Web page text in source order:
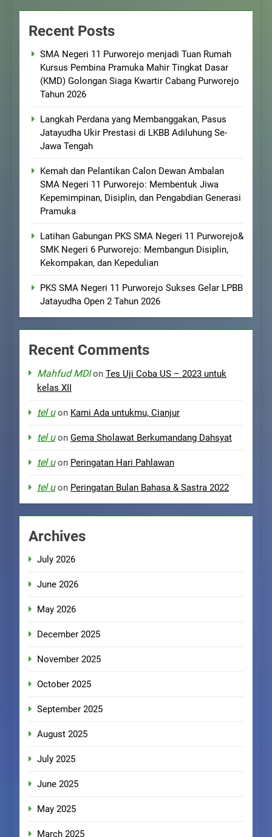
Recent Posts
SMA Negeri 11 Purworejo menjadi Tuan Rumah
Kursus Pembina Pramuka Mahir Tingkat Dasar
(KMD) Golongan Siaga Kwartir Cabang Purworejo
Tahun 2026
Langkah Perdana yang Membanggakan, Pasus
Jatayudha Ukir Prestasi di LKBB Adiluhung Se-
Jawa Tengah
Kemah dan Pelantikan Calon Dewan Ambalan
SMA Negeri 11 Purworejo: Membentuk Jiwa
Kepemimpinan, Disiplin, dan Pengabdian Generasi
Pramuka
Latihan Gabungan PKS SMA Negeri 11 Purworejo&
SMK Negeri 6 Purworejo: Membangun Disiplin,
Kekompakan, dan Kepedulian
PKS SMA Negeri 11 Purworejo Sukses Gelar LPBB
Jatayudha Open 2 Tahun 2026
Recent Comments
Mahfud MDIon Tes Uji Coba US – 2023 untuk
kelas XII
tel uon Kami Ada untukmu, Cianjur
tel uon Gema Sholawat Berkumandang Dahsyat
tel uon Peringatan Hari Pahlawan
tel uon Peringatan Bulan Bahasa & Sastra 2022
Archives
July 2026
June 2026
May 2026
December 2025
November 2025
October 2025
September 2025
August 2025
July 2025
June 2025
May 2025
March 2025